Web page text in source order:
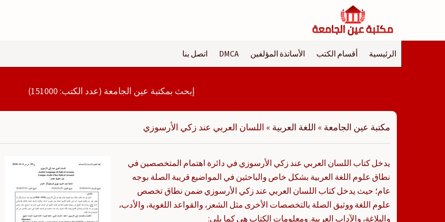
الرئيسية أقسام الكتب الأساتذة المؤلفين DMCA اتصل بنا
إبحث بمكتبة عين الجامعة (عدد الكتب: 151000)
مكتبة عين الجامعة » اللغة العربية » اللسان العربي عند زكي الأرسوزي
يدخل كتاب اللسان العربي عند زكي الأرسوزي في دائرة اهتمام المتخصصين في
نطاق علوم اللغة العربية بشكل خاص والباحثين في المواضيع قريبة الصلة بوجه
عام؛ حيث يدخل كتاب اللسان العربي عند زكي الأرسوزي ضمن نطاق تخصص
علوم اللغة ووثيق الصلة بالتخصصات الأخرى مثل الشعر، والقواعد اللغوية، والأدب،
والبلاغة، والآداب العربية. ومعلومات الكتاب هي كما يلي: